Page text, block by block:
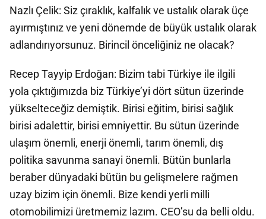
Nazlı Çelik: Siz çıraklık, kalfalık ve ustalık olarak üçe
ayırmıştınız ve yeni dönemde de büyük ustalık olarak
adlandırıyorsunuz. Birincil önceliğiniz ne olacak?
Recep Tayyip Erdoğan: Bizim tabi Türkiye ile ilgili
yola çıktığımızda biz Türkiye’yi dört sütun üzerinde
yükselteceğiz demiştik. Birisi eğitim, birisi sağlık
birisi adalettir, birisi emniyettir. Bu sütun üzerinde
ulaşım önemli, enerji önemli, tarım önemli, dış
politika savunma sanayi önemli. Bütün bunlarla
beraber dünyadaki bütün bu gelişmelere rağmen
uzay bizim için önemli. Bize kendi yerli milli
otomobilimizi üretmemiz lazım. CEO’su da belli oldu.